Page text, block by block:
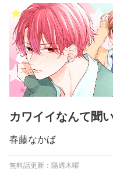
カワイイなんて聞
春藤なかば
無料話更新：隔週木曜